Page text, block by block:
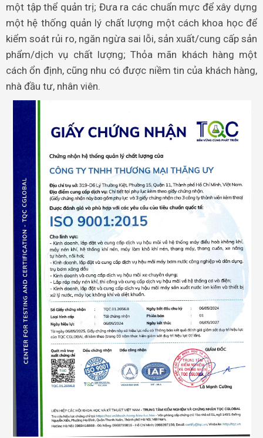
một tập thể quản trị; Đưa ra các chuẩn mực để xây dựng
một hệ thống quản lý chất lượng một cách khoa học để
kiểm soát rủi ro, ngăn ngừa sai lỗi, sản xuất/cung cấp sản
phẩm/dịch vụ chất lượng; Thỏa mãn khách hàng một
cách ổn định, cũng nhu có được niềm tin của khách hàng,
nhà đầu tư, nhân viên.